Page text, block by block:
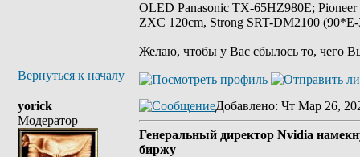
OLED Panasonic TX-65HZ980E;
ZXC 120cm, Strong SRT-DM2100
Желаю, чтобы у Вас сбылось то, чего
Вернуться к началу
yorick
Модератор
Добавлено: Чт Мар 26,
Генеральный директор Nvidia
биржу